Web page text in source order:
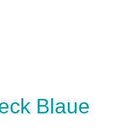
Blaue